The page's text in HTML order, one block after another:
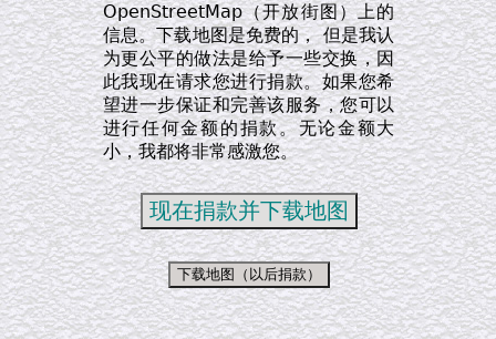
OpenStreetMap（开放街图）上的
信息。下载地图是免费的， 但是我认
为更公平的做法是给予一些交换，因
此我现在请求您进行捐款。如果您希
望进一步保证和完善该服务，您可以
进行任何金额的捐款。无论金额大
小，我都将非常感激您。